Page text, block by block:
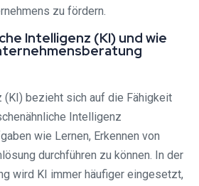
zu fördern.
Intelligenz (KI) und wie
(KI) bezieht sich auf die Fähigkeit
Intelligenz
wie Lernen, Erkennen von
durchführen zu können. In der
wird KI immer häufiger eingesetzt,